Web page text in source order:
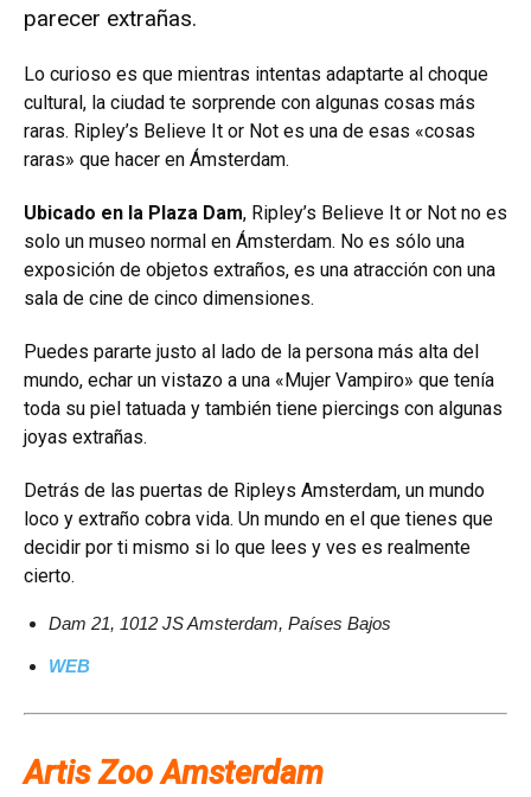
parecer extrañas.
Lo curioso es que mientras intentas adaptarte al choque
cultural, la ciudad te sorprende con algunas cosas más
raras. Ripley’s Believe It or Not es una de esas «cosas
raras» que hacer en Ámsterdam.
Ubicado en la Plaza Dam, Ripley’s Believe It or Not no es
solo un museo normal en Ámsterdam. No es sólo una
exposición de objetos extraños, es una atracción con una
sala de cine de cinco dimensiones.
Puedes pararte justo al lado de la persona más alta del
mundo, echar un vistazo a una «Mujer Vampiro» que tenía
toda su piel tatuada y también tiene piercings con algunas
joyas extrañas.
Detrás de las puertas de Ripleys Amsterdam, un mundo
loco y extraño cobra vida. Un mundo en el que tienes que
decidir por ti mismo si lo que lees y ves es realmente
cierto.
Dam 21, 1012 JS Amsterdam, Países Bajos
WEB
Artis Zoo Amsterdam